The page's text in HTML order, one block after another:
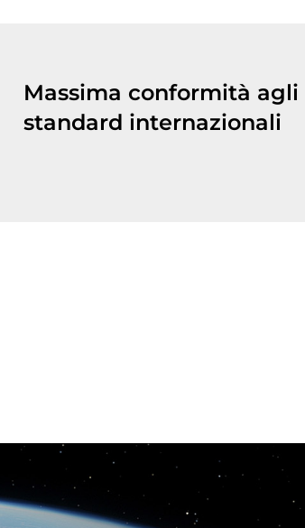
Massima conformità agli
standard internazionali